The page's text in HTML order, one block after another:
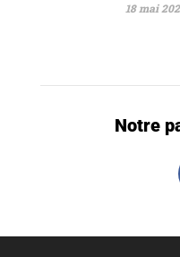
18 mai
Notre